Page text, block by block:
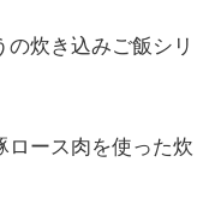
炊き込みご飯シリ
ロース肉を使った炊